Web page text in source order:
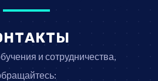
и сотрудничества,